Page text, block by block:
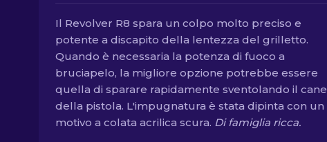
Il Revolver R8 spara un colpo molto preciso e
potente a discapito della lentezza del grilletto.
Quando è necessaria la potenza di fuoco a
bruciapelo, la migliore opzione potrebbe essere
quella di sparare rapidamente sventolando il cane
della pistola. L'impugnatura è stata dipinta con un
motivo a colata acrilica scura. Di famiglia ricca.